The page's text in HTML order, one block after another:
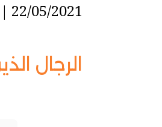
22/05/2021 |
الرجال